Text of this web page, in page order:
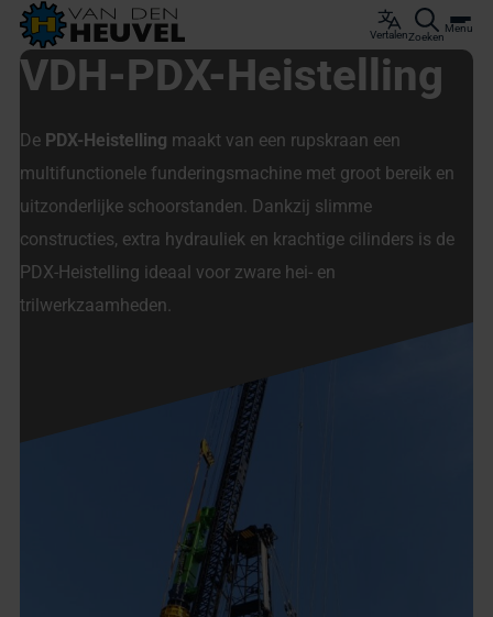
VertalenZoeken
Menu
VDH-PDX-Heistelling
De PDX-Heistelling maakt van een rupskraan een
multifunctionele funderingsmachine met groot bereik en
uitzonderlijke schoorstanden. Dankzij slimme
constructies, extra hydrauliek en krachtige cilinders is de
PDX-Heistelling ideaal voor zware hei- en
trilwerkzaamheden.